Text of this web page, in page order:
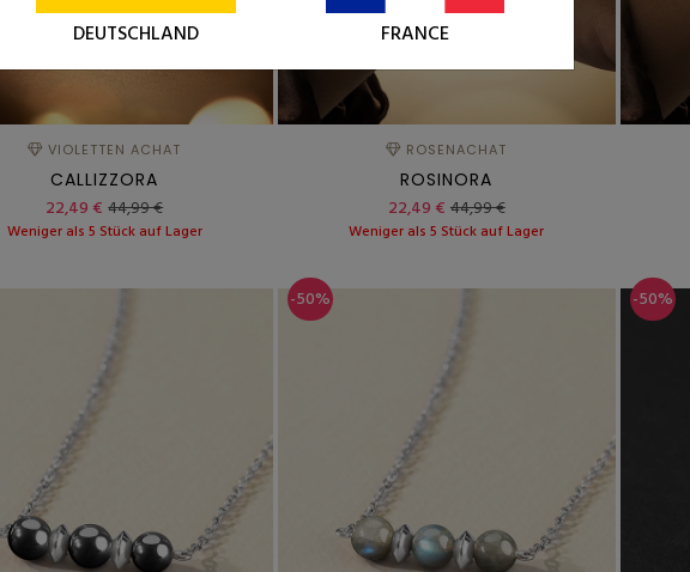
VIOLETTEN ACHAT
CALLIZZORA
22,49 € 44,99 €
Weniger als 5 Stück auf Lager
ROSENACHAT
ROSINORA
22,49 € 44,99 €
Weniger als 5 Stück auf Lager
-50% -50%
DEUTSCHLAND FRANCE